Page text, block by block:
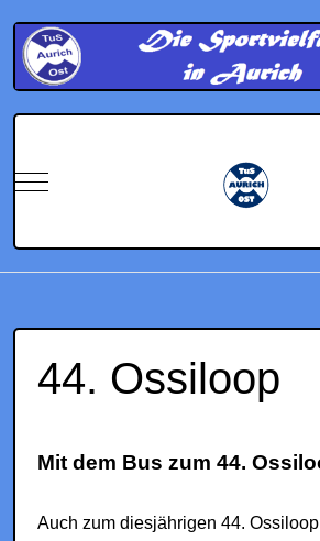
Mobile Menu Toggle
44. Ossiloop
Mit dem Bus zum 44.
Auch zum diesjährigen 44.